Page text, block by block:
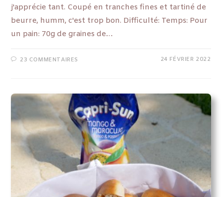
j'apprécie tant. Coupé en tranches fines et tartiné de
beurre, humm, c'est trop bon. Difficulté: Temps: Pour
un pain: 70g de graines de…
23 COMMENTAIRES 24 FÉVRIER 2022